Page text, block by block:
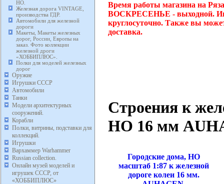
HO.
Железная дорога VINTAGE,
производства ГДР.
Автомобили для железной
дороги
Макеты, Макеты железных
дорог, России, Европы на
заказ. Фото коллекции
железной дроги
«ХОББИПЛЮС».
Полки для моделей железных
дорог
Оружие
Игрушки СССР
Автомобили
Танки
Модели архитектурных
сооружений.
Корабли
Полки, витрины, подставки для
коллекций.
Игрушки
Вархаммер Warhammer
Russian collection.
Онлайн музей моделей и
игрушек СССР, от
«ХОББИПЛЮС»
Время работы магазина на
ВОСКРЕСЕНЬЕ - выходной.
круглосуточно. Также вы
доставка.
Строения к
HO 16 мм
Городские дома, НО
масштаб 1:87 к железной
дороге колеи 16 мм.